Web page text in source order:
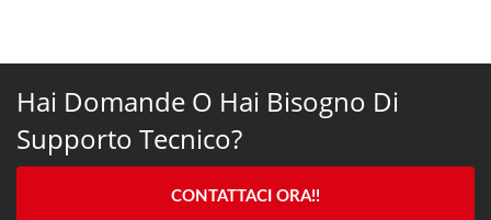
Hai Domande O Hai Bisogno Di
Supporto Tecnico?
CONTATTACI ORA!!